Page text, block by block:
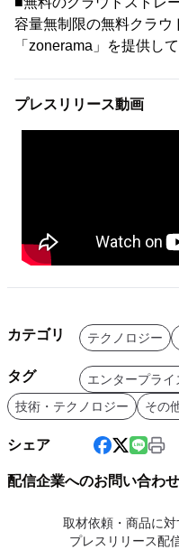
容量無制限の無料クラウ
「zonerama」を提供し
プレスリリース動画
カテゴリ テクノロジー
タグ
エンタープラ
技術・テクノロジー
その
シェア
配信企業へのお問い合わせ
取材依頼・商品に対
プレスリリース配